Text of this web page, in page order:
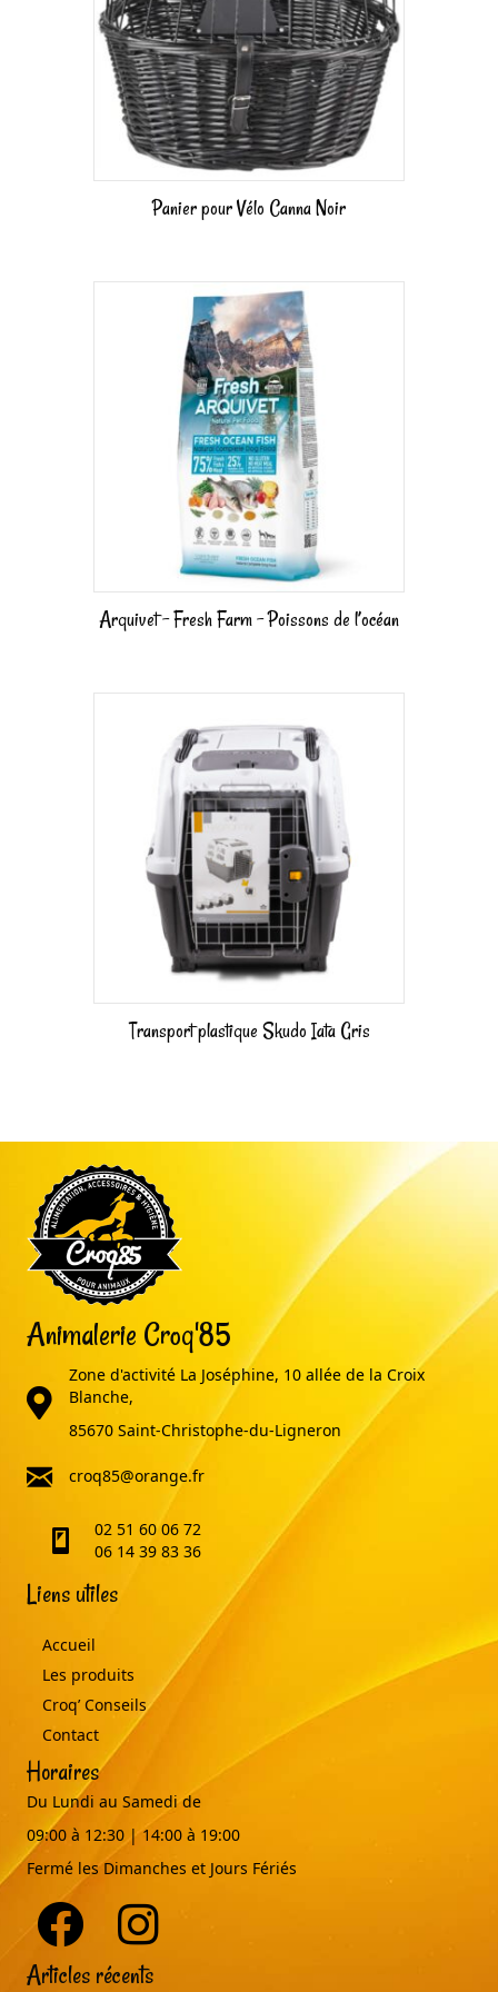
Panier pour Vélo Canna Noir
Arquivet – Fresh Farm – Poissons de l’océan
Transport plastique Skudo Iata Gris
Animalerie Croq'85
adresse
Zone d'activité La Joséphine, 10 allée de la Croix
Blanche,
85670 Saint-Christophe-du-Ligneron
email
croq85@orange.fr
telephone02 51 60 06 72
06 14 39 83 36
Liens utiles
Accueil
Les produits
Croq’ Conseils
Contact
Horaires
Du Lundi au Samedi de
09:00 à 12:30 | 14:00 à 19:00
Fermé les Dimanches et Jours Fériés
Articles récents